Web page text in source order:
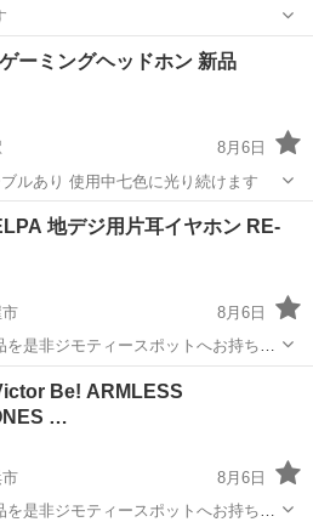
オーディオ ヘッドホン
ーミングヘッドホン 新品
8月6日
ルあり 使用中七色に光り続けます
オーディオ
地デジ用片耳イヤホン RE-
8月6日
非ジモティースポットへお持ち込
ーツ・レジャー用品、こども用品、
、CD・DVDなどが無料でまとめて持
Be! ARMLESS
…
8月6日
非ジモティースポットへお持ち込